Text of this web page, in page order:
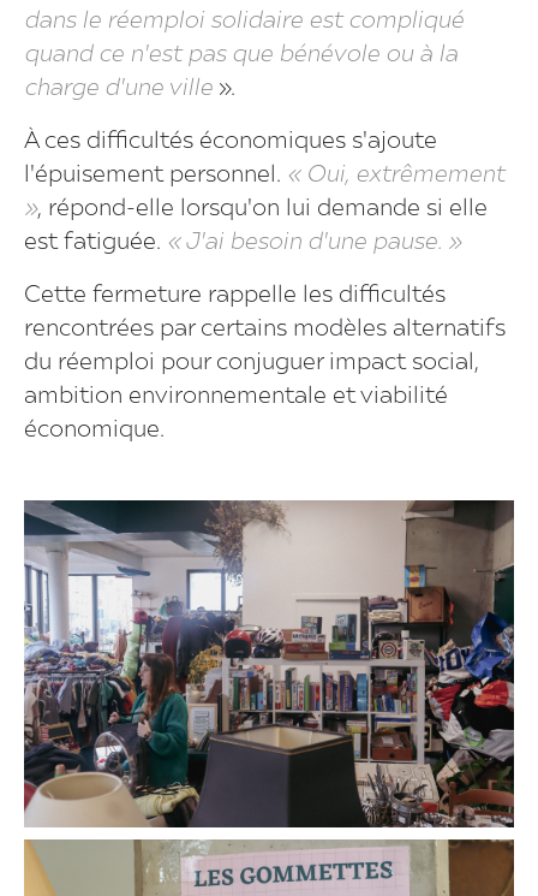
dans le réemploi solidaire est compliqué
quand ce n'est pas que bénévole ou à la
charge d'une ville ».
À ces difficultés économiques s'ajoute
l'épuisement personnel. « Oui, extrêmement
», répond-elle lorsqu'on lui demande si elle
est fatiguée. « J'ai besoin d'une pause. »
Cette fermeture rappelle les difficultés
rencontrées par certains modèles alternatifs
du réemploi pour conjuguer impact social,
ambition environnementale et viabilité
économique.